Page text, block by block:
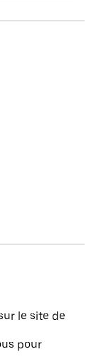
le site de
pour